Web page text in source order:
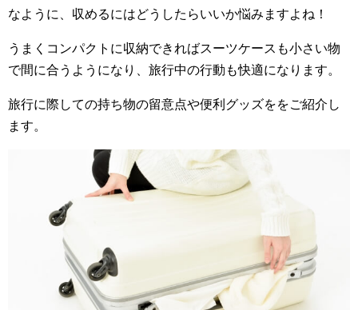
なように、収めるにはどうしたらいいか悩みますよね！
うまくコンパクトに収納できればスーツケースも小さい物
で間に合うようになり、旅行中の行動も快適になります。
旅行に際しての持ち物の留意点や便利グッズををご紹介し
ます。